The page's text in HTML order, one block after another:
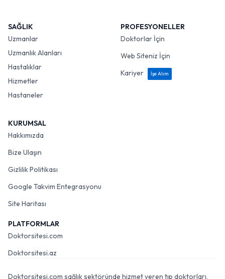
SAĞLIK
Uzmanlar
Uzmanlık Alanları
Hastalıklar
Hizmetler
Hastaneler
PROFESYONELLER
Doktorlar İçin
Web Siteniz İçin
Kariyer
İşe Alım
KURUMSAL
Hakkımızda
Bize Ulaşın
Gizlilik Politikası
Google Takvim Entegrasyonu
Site Haritası
PLATFORMLAR
Doktorsitesi.com
Doktorsitesi.az
Doktorsitesi.com sağlık sektöründe hizmet veren tıp doktorları,